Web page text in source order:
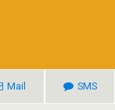
Mail SMS